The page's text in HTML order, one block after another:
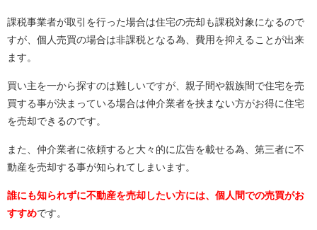
課税事業者が取引を行った場合は住宅の売却も課税対象になるので
すが、個人売買の場合は非課税となる為、費用を抑えることが出来
ます。
買い主を一から探すのは難しいですが、親子間や親族間で住宅を売
買する事が決まっている場合は仲介業者を挟まない方がお得に住宅
を売却できるのです。
また、仲介業者に依頼すると大々的に広告を載せる為、第三者に不
動産を売却する事が知られてしまいます。
誰にも知られずに不動産を売却したい方には、個人間での売買がお
すすめです。